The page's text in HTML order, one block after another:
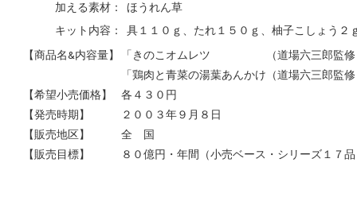
加える素材：
ほうれん草
キット内容：
具１１０ｇ、たれ１５０ｇ、柚子こしょう２
【商品名&内容量】
「きのこオムレツ （道場六三郎監修
「鶏肉と青菜の湯葉あんかけ（道場六三郎監
【希望小売価格】
各４３０円
【発売時期】
２００３年９月８日
【販売地区】
全 国
【販売目標】
８０億円・年間（小売ベース・シリーズ１７